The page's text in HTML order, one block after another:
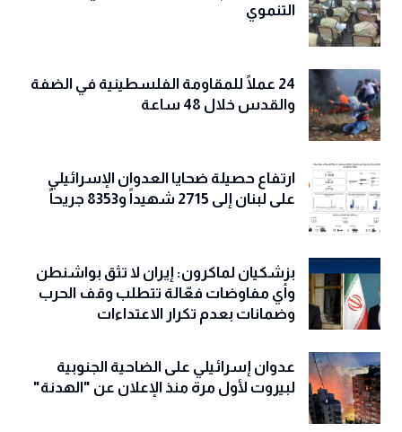
التنموي
24 عملًا للمقاومة الفلسطينية في الضفة
والقدس خلال 48 ساعة
ارتفاع حصيلة ضحايا العدوان الإسرائيلي
على لبنان إلى 2715 شهيداً و8353 جريحاً
بزشكيان لماكرون: إيران لا تثق بواشنطن
وأي مفاوضات فعّالة تتطلب وقف الحرب
وضمانات بعدم تكرار الاعتداءات
عدوان إسرائيلي على الضاحية الجنوبية
لبيروت لأول مرة منذ الإعلان عن "الهدنة"